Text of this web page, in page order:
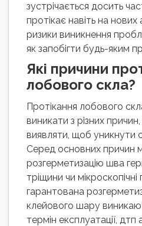
зустрічається досить
протікає навіть на
ризики виникнення
як запобігти будь-яким
Які причини
лобового скла?
Протікання лобового
виникати з різних
виявляти, щоб уникнути
Серед основних причин
розгерметизацію шва
тріщини чи
гарантована
клейового шару
термін експлуатації, дтп